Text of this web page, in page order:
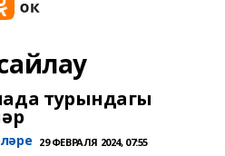
турындагы
29 ФЕВРАЛЯ 2024, 07:55